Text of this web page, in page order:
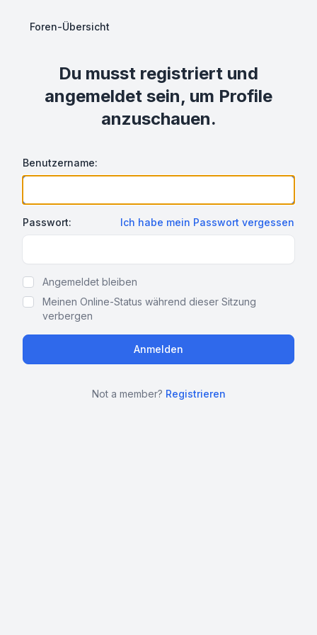
Foren-Übersicht
Du musst registriert und
angemeldet sein, um Profile
anzuschauen.
Benutzername:
Passwort: Ich habe mein Passwort vergessen
Angemeldet bleiben
Meinen Online-Status während dieser Sitzung
verbergen
Not a member? Registrieren